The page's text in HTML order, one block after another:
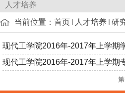
人才培养
当前位置： 首页 人才培养 研
现代工学院2016年-2017年上学期
现代工学院2016年-2017年上学期